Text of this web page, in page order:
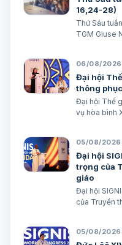
16,24-28)
Thứ Sáu
TGM Giuse
6-7 “Khốn
06/08/2026
Đại hội
thông
Đại hội Thế
vụ hòa bình
05/08/2026
Đại hội
trọng của
giáo
Đại hội
của Truyền
05/08/2026